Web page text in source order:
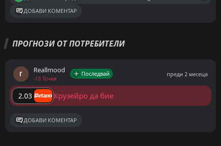
ДОБАВИ КОМЕНТАР
ПРОГНОЗИ ОТ ПОТРЕБИТЕЛИ
Reallmood
-10 Точки
Последвай преди 2 месеца
2.03 Крузейро да бие
ДОБАВИ КОМЕНТАР